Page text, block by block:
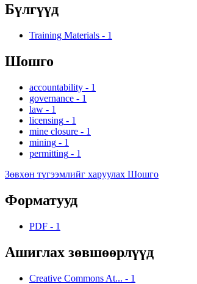
Бүлгүүд
Training Materials - 1
Шошго
accountability - 1
governance - 1
law - 1
licensing - 1
mine closure - 1
mining - 1
permitting - 1
Зөвхөн түгээмлийг харуулах Шошго
Форматууд
PDF - 1
Ашиглах зөвшөөрлүүд
Creative Commons At... - 1